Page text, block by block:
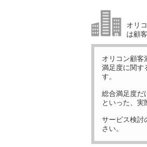
オリ
は顧
オリコン顧客
満足度に関す
す。
総合満足度だ
といった、実
サービス検討
さい。